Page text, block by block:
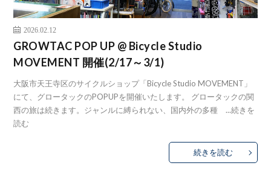
2026.02.12
GROWTAC POP UP @ Bicycle Studio
MOVEMENT 開催(2/17～3/1)
大阪市天王寺区のサイクルショップ「Bicycle Studio MOVEMENT」
にて、グロータックのPOPUPを開催いたします。 グロータックの関
西の旅は続きます。ジャンルに縛られない、国内外の多種 ...続きを
読む
続きを読む